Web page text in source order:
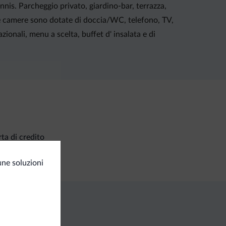
Parcheggio privato, giardino-bar, terrazza,
sono dotate di doccia/WC, telefono, TV,
menu a scelta, buffet d' insalata e di
di credito
soluzioni